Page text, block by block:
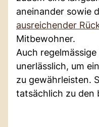
aneinander sowie
ausreichender
Mitbewohner.
Auch
unerlässlich, um
zu gewährleisten.
tatsächlich zu den